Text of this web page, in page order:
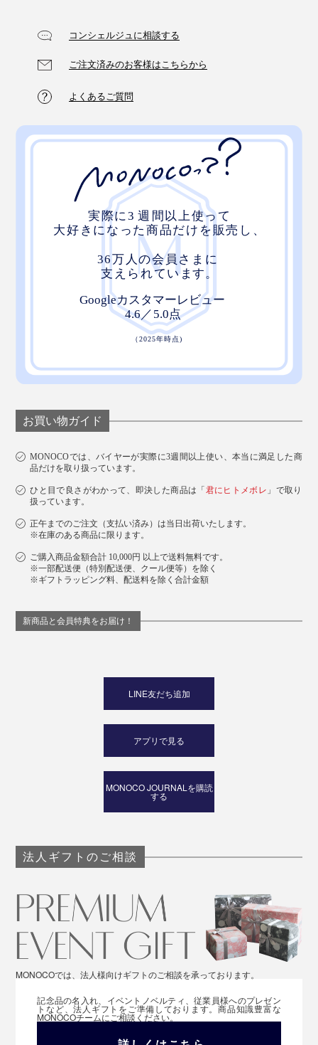
コンシェルジュに相談する
ご注文済みのお客様はこちらから
よくあるご質問
お買い物ガイド
MONOCOでは、バイヤーが実際に3週間以上使い、本当に満足した商
品だけを取り扱っています。
ひと目で良さがわかって、即決した商品は「 君にヒトメボレ 」で取り
扱っています。
正午までのご注文（支払い済み）は当日出荷いたします。
※在庫のある商品に限ります。
ご購入商品金額合計 10,000円 以上で送料無料です。
※一部配送便（特別配送便、クール便等）を除く
※ギフトラッピング料、配送料を除く合計金額
新商品と会員特典をお届け！
LINE友だち追加
アプリで見る
MONOCO JOURNALを購読
する
法人ギフトのご相談
MONOCOでは、法人様向けギフトのご相談を承っております。
記念品の名入れ、イベントノベルティ、従業員様へのプレゼン
トなど、法人ギフトをご準備しております。商品知識豊富な
MONOCOチームにご相談ください。